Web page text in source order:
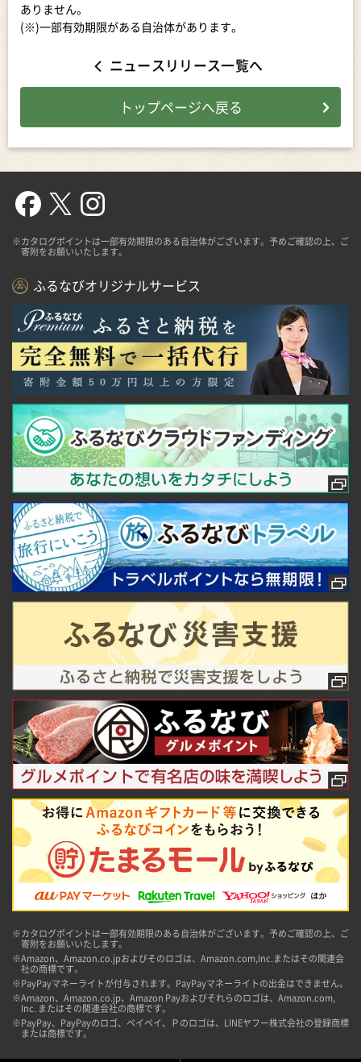
ありません。
(※)一部有効期限がある自治体があります。
ニュースリリース一覧へ
トップページへ戻る
※カタログポイントは一部有効期限のある自治体がございます。予めご確認の上、ご
寄附をお願いいたします。
ふるなびオリジナルサービス
※カタログポイントは一部有効期限のある自治体がございます。予めご確認の上、ご
寄附をお願いいたします。
※Amazon、Amazon.co.jpおよびそのロゴは、Amazon.com,Inc.またはその関連会
社の商標です。
※PayPayマネーライトが付与されます。PayPayマネーライトの出金はできません。
※Amazon、Amazon.co.jp、Amazon Payおよびそれらのロゴは、Amazon.com,
Inc. またはその関連会社の商標です。
※PayPay、PayPayのロゴ、ペイペイ、Ｐのロゴは、LINEヤフー株式会社の登録商標
または商標です。